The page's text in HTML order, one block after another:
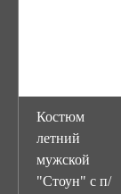
Костюм
летний
мужской
"Стоун" с п/